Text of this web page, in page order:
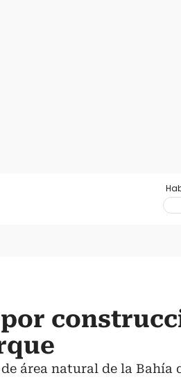
área natural de la Bahía